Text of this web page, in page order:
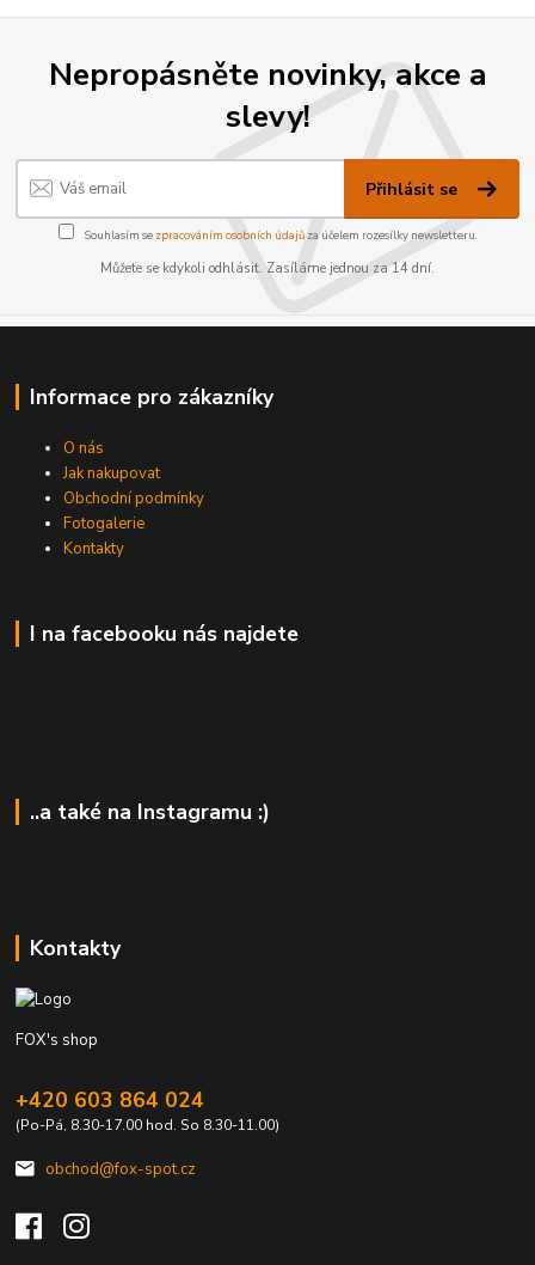
Nepropásněte novinky, akce a
slevy!
Přihlásit se
Souhlasím se zpracováním osobních údajůza účelem rozesílky newsletteru.
Můžete se kdykoli odhlásit. Zasíláme jednou za 14 dní.
Informace pro zákazníky
O nás
Jak nakupovat
Obchodní podmínky
Fotogalerie
Kontakty
I na facebooku nás najdete
..a také na Instagramu :)
Kontakty
FOX's shop
+420 603 864 024
(Po-Pá, 8.30-17.00 hod. So 8.30-11.00)
obchod@fox-spot.cz